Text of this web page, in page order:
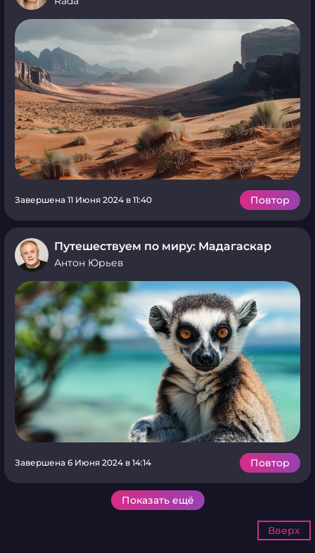
Завершена 11 Июня 2024 в 11:40 Повтор
Путешествуем по миру: Мадагаскар
Антон Юрьев
Завершена 6 Июня 2024 в 14:14 Повтор
Показать ещё
Вверх